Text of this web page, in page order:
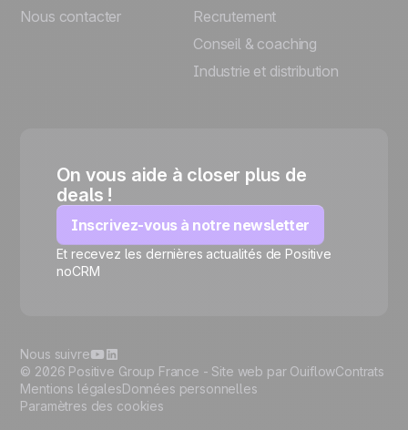
Nous contacter
Recrutement
Conseil & coaching
Industrie et distribution
On vous aide à closer plus de
deals !
Inscrivez-vous à notre newsletter
Et recevez les dernières actualités de Positive
noCRM
© 2026 Positive Group France - Site web par OuiflowContrats
Mentions légalesDonnées personnelles
Paramètres des cookies
Nous suivre